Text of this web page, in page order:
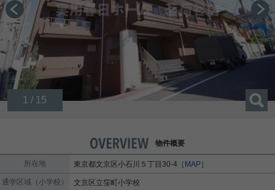
1 / 15
物件概要
所在地 東京都文京区小石川 ５丁目30-4 ［MAP］
通学区域（小学校） 文京区立窪町小学校